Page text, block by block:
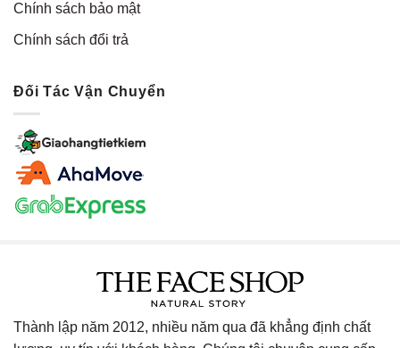
Chính sách bảo mật
Chính sách đổi trả
Đối Tác Vận Chuyển
Thành lập năm 2012, nhiều năm qua đã khẳng định chất